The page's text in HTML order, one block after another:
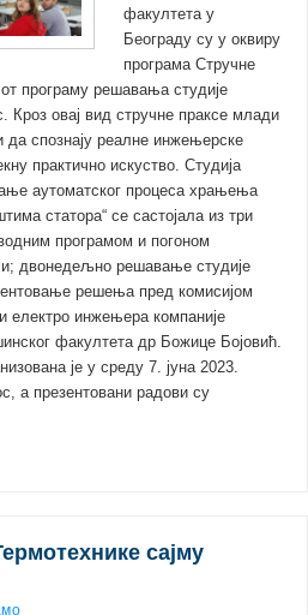
факултета у
Београду су у оквиру
програма Стручне
програму решавања студије
Кроз овај вид стручне праксе млади
спознају реалне инжењерске
практично искуство. Студија
аутоматског процеса храњења
статора“ се састојала из три
програмом и погоном
двонедељно решавање студије
решења пред комисијом
инжењера компаније
факултета др Божице Бојовић.
је у среду 7. јуна 2023.
а презентовани радови су
сајму